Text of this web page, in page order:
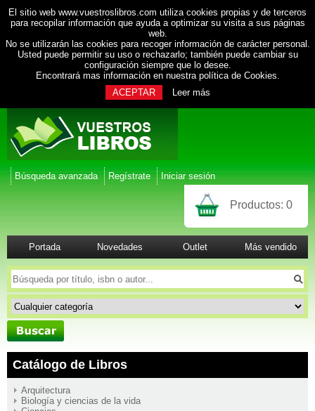
El sitio web www.vuestroslibros.com utiliza cookies propias y de terceros
para recopilar información que ayuda a optimizar su visita a sus páginas
web.
No se utilizarán las cookies para recoger información de carácter personal.
Usted puede permitir su uso o rechazarlo; también puede cambiar su
configuración siempre que lo desee.
Encontrará mas información en nuestra política de Cookies.
ACEPTAR
Leer más
Búsqueda avanzada Regístrate Iniciar sesión
Productos: 0
Portada Novedades Outlet Más vendido
Catálogo de Libros
Arquitectura
Biología y ciencias de la vida